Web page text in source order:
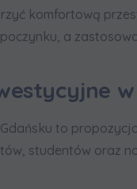
komfortową
a
w
to
studentów oraz